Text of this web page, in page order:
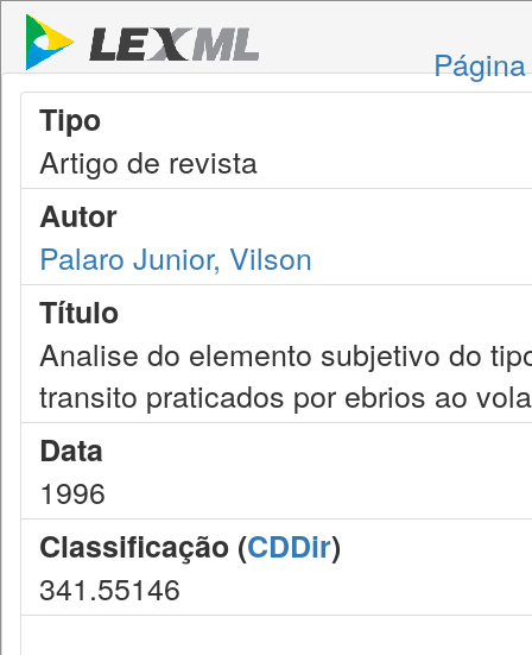
Tipo
Artigo de revista
Autor
Palaro Junior, Vilson
Título
Analise do elemento subjetivo do
transito praticados por ebrios ao
Data
1996
Classificação (CDDir)
341.55146